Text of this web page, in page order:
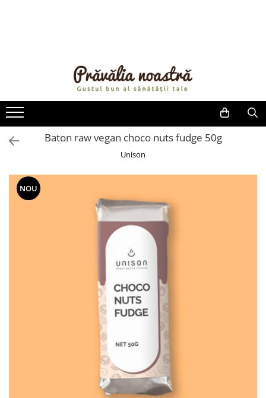
ULEIURI ȘI UNTURI
MĂSLINE
NUCI ȘI SEMINȚE
FRUCTE DESHIDRATATE
FRUCTE LA CONSERVĂ
OȚETURI ȘI SOSURI
BĂUTURI / LAPTE VEGETAL
CREME ȘI PASTE TARTINABILE
Baton raw vegan choco nuts fudge 50g
Unison
NOU